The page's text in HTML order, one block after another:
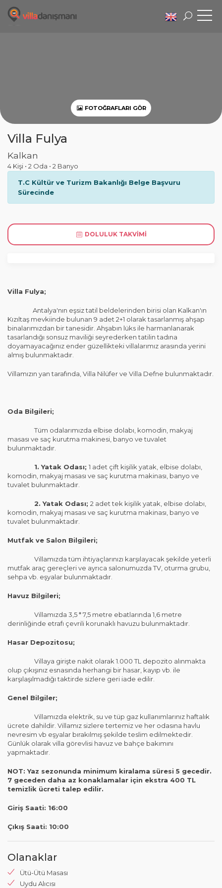
FOTOĞRAFLARI GÖR
Villa Fulya
Kalkan
4 Kişi • 2 Oda • 2 Banyo
T.C Kültür ve Turizm Bakanlığı Belge Başvuru
Sürecinde
DOLULUK TAKVIMI
Villa Fulya;
Antalya'nın eşsiz tatil beldelerinden birisi olan Kalkan'ın
Kızıltaş mevkiinde bulunan 9 adet 2+1 olarak tasarlanmış ahşap
binalarımızdan bir tanesidir. Ahşabın lüks ile harmanlanarak
tasarlandığı sonsuz maviliği seyrederken tatilin tadına
doyamayacağınız ender güzellikteki villalarımız arasında yerini
almış bulunmaktadır.
Villamızın yan tarafında, Villa Nilüfer ve Villa Defne bulunmaktadır.
Oda Bilgileri;
Tüm odalarımızda elbise dolabı, komodin, makyaj
masası ve saç kurutma makinesi, banyo ve tuvalet
bulunmaktadır.
1. Yatak Odası; 1 adet çift kişilik yatak, elbise dolabı,
komodin, makyaj masası ve saç kurutma makinası, banyo ve
tuvalet bulunmaktadır.
2. Yatak Odası; 2 adet tek kişilik yatak, elbise dolabı,
komodin, makyaj masası ve saç kurutma makinası, banyo ve
tuvalet bulunmaktadır.
Mutfak ve Salon Bilgileri;
Villamızda tüm ihtiyaçlarınızı karşılayacak şekilde yeterli
mutfak araç gereçleri ve ayrıca salonumuzda TV, oturma grubu,
sehpa vb. eşyalar bulunmaktadır.
Havuz Bilgileri;
Villamızda 3,5 * 7,5 metre ebatlarında 1,6 metre
derinliğinde etrafı çevrili korunaklı havuzu bulunmaktadır.
Hasar Depozitosu;
Villaya girişte nakit olarak 1.000 TL depozito alınmakta
olup çıkışınız esnasında herhangi bir hasar, kayıp vb. ile
karşılaşılmadığı taktirde sizlere geri iade edilir.
Genel Bilgiler;
Villamızda elektrik, su ve tüp gaz kullanımlarınız haftalık
ücrete dahildir. Villamız sizlere tertemiz ve her odasına havlu
nevresim vb eşyalar bırakılmış şekilde teslim edilmektedir.
Günlük olarak villa görevlisi havuz ve bahçe bakımını
yapmaktadır.
NOT: Yaz sezonunda minimum kiralama süresi 5 gecedir.
7 geceden daha az konaklamalar için ekstra 400 TL
temizlik ücreti talep edilir.
Giriş Saati: 16:00
Çıkış Saati: 10:00
Olanaklar
Ütü-Ütü Masası
Uydu Alıcısı